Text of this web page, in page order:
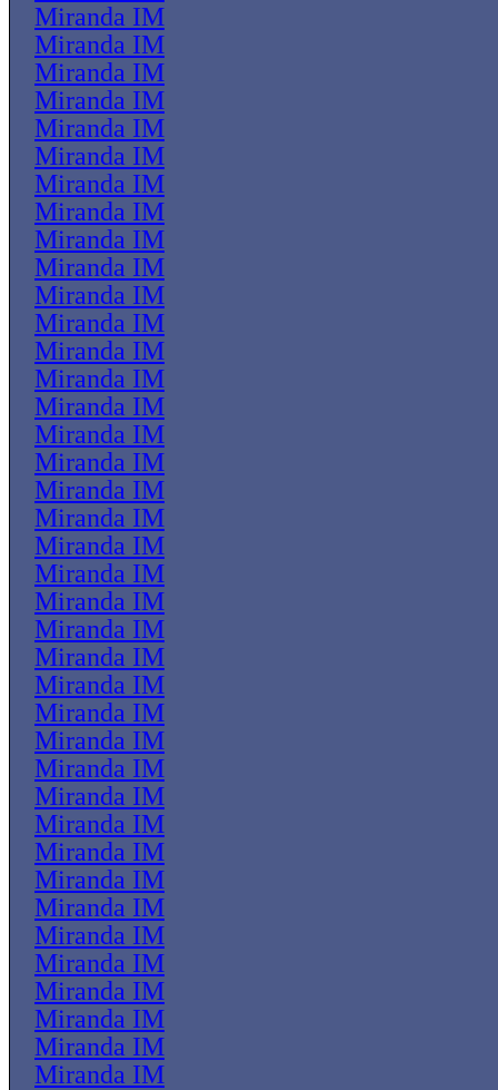
Miranda IM
Miranda IM
Miranda IM
Miranda IM
Miranda IM
Miranda IM
Miranda IM
Miranda IM
Miranda IM
Miranda IM
Miranda IM
Miranda IM
Miranda IM
Miranda IM
Miranda IM
Miranda IM
Miranda IM
Miranda IM
Miranda IM
Miranda IM
Miranda IM
Miranda IM
Miranda IM
Miranda IM
Miranda IM
Miranda IM
Miranda IM
Miranda IM
Miranda IM
Miranda IM
Miranda IM
Miranda IM
Miranda IM
Miranda IM
Miranda IM
Miranda IM
Miranda IM
Miranda IM
Miranda IM